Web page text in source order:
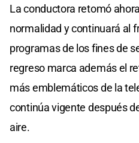
La conductora retomó
normalidad y continuará al
programas de los fines de
regreso marca además el
más emblemáticos de la
continúa vigente después
aire.